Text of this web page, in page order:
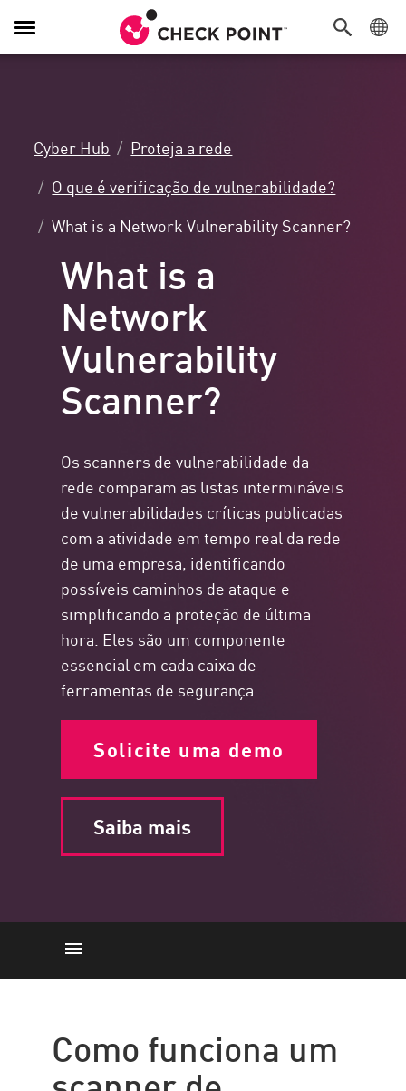
Alternar
navegação
Cyber Hub
Proteja a rede
O que é verificação de vulnerabilidade?
What is a Network Vulnerability Scanner?
What is a
Network
Vulnerability
Scanner?
Os scanners de vulnerabilidade da
rede comparam as listas intermináveis
de vulnerabilidades críticas publicadas
com a atividade em tempo real da rede
de uma empresa, identificando
possíveis caminhos de ataque e
simplificando a proteção de última
hora. Eles são um componente
essencial em cada caixa de
ferramentas de segurança.
Solicite uma demo
Saiba mais
Como maximizar suas
varreduras de vulnerabilidade
Como funciona um